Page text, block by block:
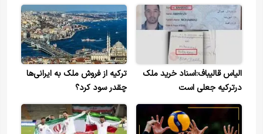
الیاس قالیباف:اسناد خرید ملک
درترکیه جعلی است
ترکیه از فروش ملک به ایرانی‌ها
چقدر سود کرد؟